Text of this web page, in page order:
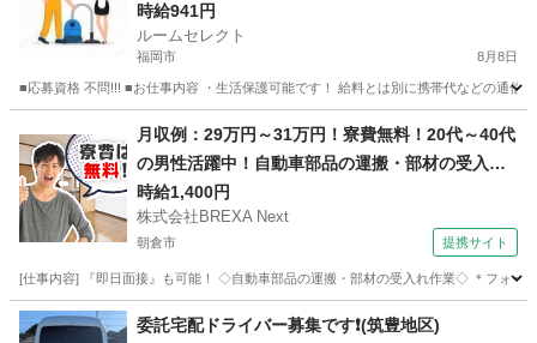
時給941円
ルームセレクト
福岡市 8月8日
■応募資格 不問!!! ■お仕事内容 ・生活保護可能です！ 給料とは別に携帯代などの通
物流 生活保護
月収例：29万円～31万円！寮費無料！20代～40代
の男性活躍中！自動車部品の運搬・部材の受入れ
作業！未経験OK★入社後に資格取得可能★友達同
士の応募OK★時給1,400円！年間休日120日＆土
日休み◎社員食堂あり！社会保険完備◎日払い制
度あり
時給1,400円
株式会社BREXA Next
朝倉市 提携サイト
[仕事内容] 『即日面接』も可能！ ◇自動車部品の運搬・部材の受入れ作業◇ ＊フォー
福岡 朝倉市 その他
委託宅配ドライバー募集です❗️(筑豊地区)